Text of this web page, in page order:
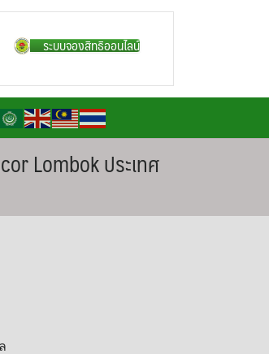
ระบบจองสิทธิออนไลน์
Lombok ประเทศ